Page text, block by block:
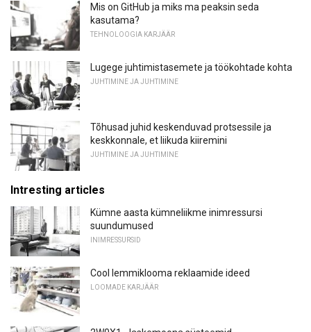
Mis on GitHub ja miks ma peaksin seda
kasutama?
TEHNOLOOGIA KARJÄÄR
Lugege juhtimistasemete ja töökohtade kohta
JUHTIMINE JA JUHTIMINE
Tõhusad juhid keskenduvad protsessile ja
keskkonnale, et liikuda kiiremini
JUHTIMINE JA JUHTIMINE
Intresting articles
Kümne aasta kümneliikme inimressursi
suundumused
INIMRESSURSID
Cool lemmiklooma reklaamide ideed
LOOMADE KARJÄÄR